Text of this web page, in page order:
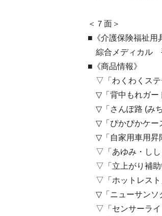
＜７面＞
■《介護保険福祉用
綜合メディカル
■《商品情報》
▽「わくわくステ
▽「背中もれガー
▽「さんぽ路 (み
▽「ぴかぴかケー
▽「自家用車用昇
▽「あゆみ・しし
▽「立上がり補助
▽「ホットレスト
▽「ニューサンソ
▽「センサーライ